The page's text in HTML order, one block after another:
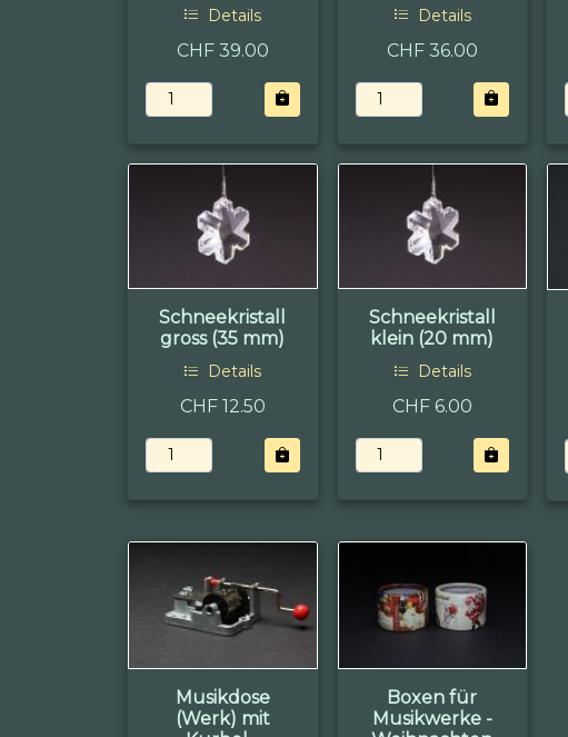
Details
CHF 39.00
Details
CHF 36.00
Schneekristall
gross (35 mm)
Details
CHF 12.50
Schneekristall
klein (20 mm)
Details
CHF 6.00
Musikdose
(Werk) mit
Boxen für
Musikwerke -